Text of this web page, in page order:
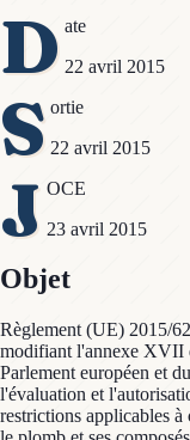
D ate
22 avril 2015
S ortie
22 avril 2015
J OCE
23 avril 2015
Objet
Règlement (UE) 2015/
modifiant l'annexe XVII
Parlement européen et
l'évaluation et
restrictions applicables